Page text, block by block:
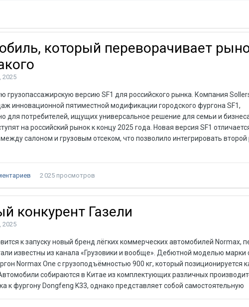
который переворачивает
2025
грузопассажирскую версию SF1 для российского рынка. Компания
инновационной пятиместной модификации городского фургона SF1,
для потребителей, ищущих универсальное решение для семьи и
на российский рынок к концу 2025 года. Новая версия SF1
салоном и грузовым отсеком, что позволило интегрировать второй
2 025 просмотров
конкурент Газели
2025
к запуску новый бренд лёгких коммерческих автомобилей Normax,
известны из канала «Грузовики и вообще». Дебютной моделью марки
Normax One с грузоподъёмностью 900 кг, который позиционируется
собираются в Китае из комплектующих различных
к фургону Dongfeng K33, однако представляет собой самостоятельную